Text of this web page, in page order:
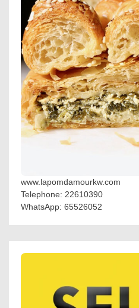
www.lapomdamourkw.com
Telephone: 22610390
WhatsApp: 65526052